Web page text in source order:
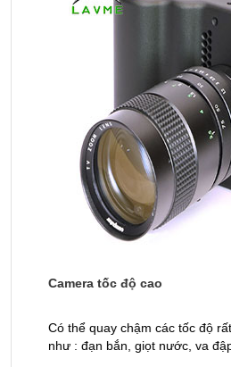
Camera tốc độ cao
Có thể quay chậm các tốc độ rất
như : đạn bắn, giọt nước, va đập….